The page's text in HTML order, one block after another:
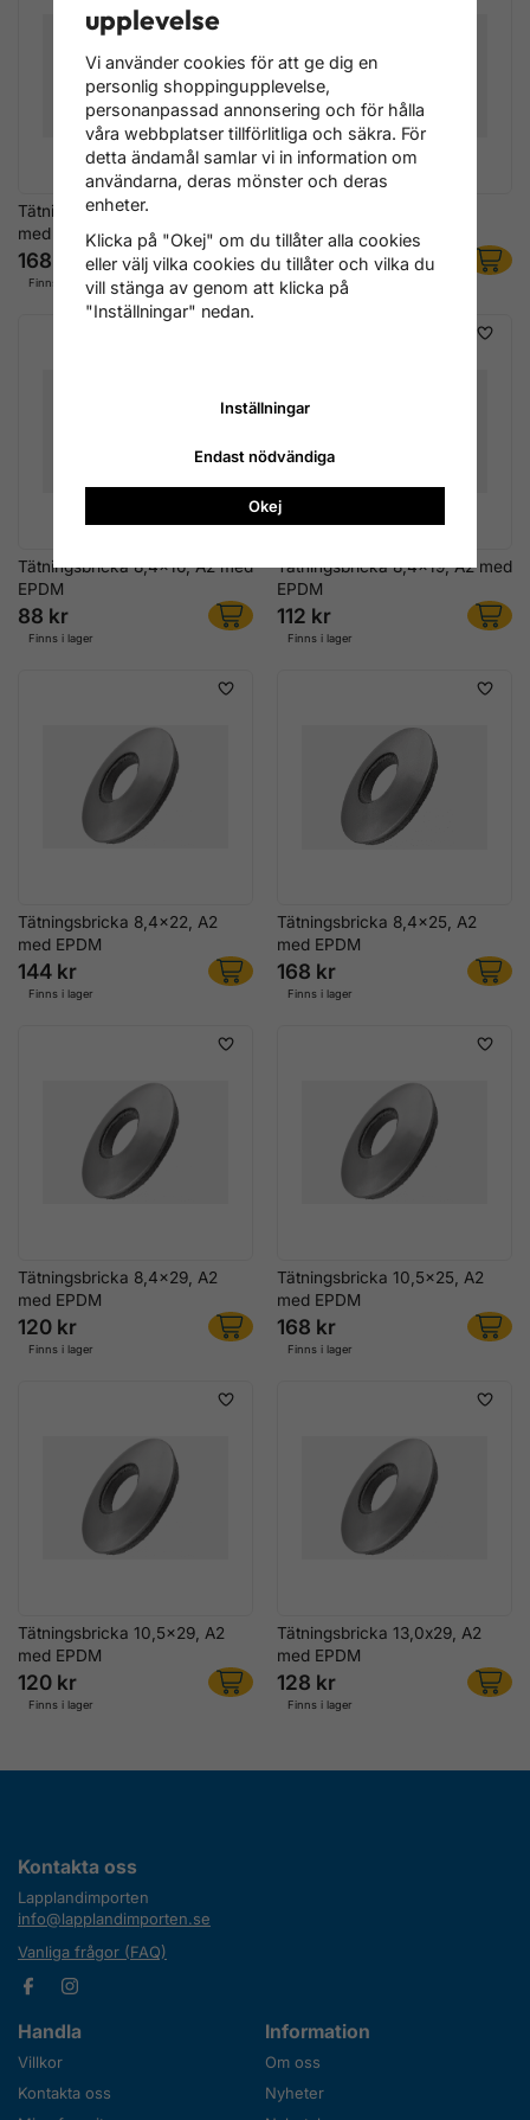
Tätningsbricka 6,7x25, A2
med EPDM
168 kr
Finns i lager
med EPDM
120 kr
Finns i lager
Tätningsbricka 8,4x16, A2 med
EPDM
88 kr
Finns i lager
Tätningsbricka 8,4x19, A2 med
EPDM
112 kr
Finns i lager
Tätningsbricka 8,4x22, A2
med EPDM
144 kr
Finns i lager
Tätningsbricka 8,4x25, A2
med EPDM
168 kr
Finns i lager
Tätningsbricka 8,4x29, A2
med EPDM
120 kr
Finns i lager
Tätningsbricka 10,5x25, A2
med EPDM
168 kr
Finns i lager
Tätningsbricka 10,5x29, A2
med EPDM
120 kr
Finns i lager
Tätningsbricka 13,0x29, A2
med EPDM
128 kr
Finns i lager
Kontakta oss
Lapplandimporten
info@lapplandimporten.se
Vanliga frågor (FAQ)
Handla
Villkor
Kontakta oss
Information
Om oss
Nyheter
upplevelse
Vi använder cookies för att ge dig en
personlig shoppingupplevelse,
personanpassad annonsering och för hålla
våra webbplatser tillförlitliga och säkra. För
detta ändamål samlar vi in information om
användarna, deras mönster och deras
enheter.
Klicka på "Okej" om du tillåter alla cookies
eller välj vilka cookies du tillåter och vilka du
vill stänga av genom att klicka på
"Inställningar" nedan.
Inställningar
Endast nödvändiga
Okej